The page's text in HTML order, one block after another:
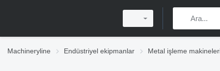
Machineryline Endüstriyel ekipmanlar Metal işleme